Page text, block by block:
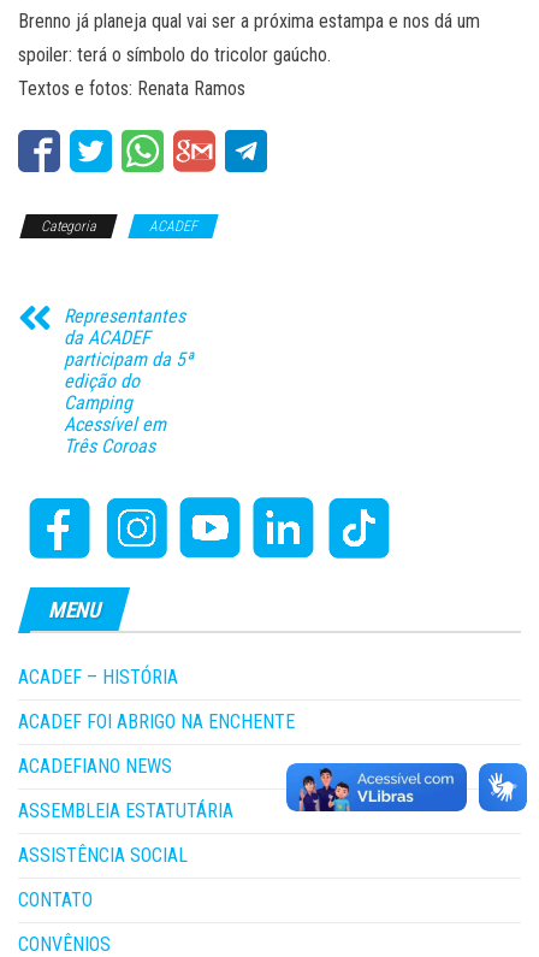
Brenno já planeja qual vai ser a próxima estampa e nos dá um
spoiler: terá o símbolo do tricolor gaúcho.
Textos e fotos: Renata Ramos
Categoria ACADEF
Representantes
da ACADEF
participam da 5ª
edição do
Camping
Acessível em
Três Coroas
MENU
ACADEF – HISTÓRIA
ACADEF FOI ABRIGO NA ENCHENTE
ACADEFIANO NEWS
ASSEMBLEIA ESTATUTÁRIA
ASSISTÊNCIA SOCIAL
CONTATO
CONVÊNIOS